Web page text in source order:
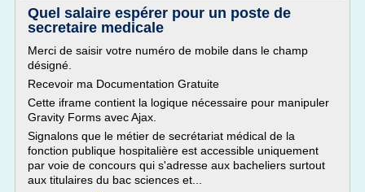
Quel salaire espérer pour un poste de
secretaire medicale
Merci de saisir votre numéro de mobile dans le champ
désigné.
Recevoir ma Documentation Gratuite
Cette iframe contient la logique nécessaire pour manipuler
Gravity Forms avec Ajax.
Signalons que le métier de secrétariat médical de la
fonction publique hospitalière est accessible uniquement
par voie de concours qui s'adresse aux bacheliers surtout
aux titulaires du bac sciences et...